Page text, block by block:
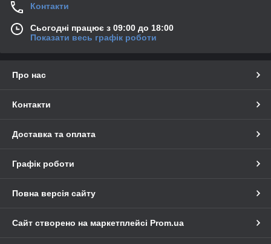
Контакти
Сьогодні працює з 09:00 до 18:00
Показати весь графік роботи
Про нас
Контакти
Доставка та оплата
Графік роботи
Повна версія сайту
Сайт створено на маркетплейсі Prom.ua